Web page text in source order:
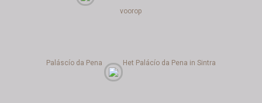
voorop
Paláscío da Pena Het Palácío da Pena in Sintra